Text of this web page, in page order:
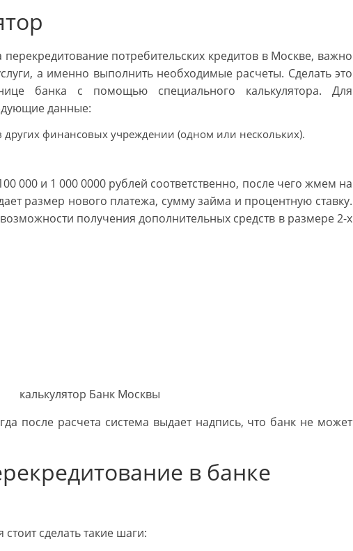
перекредитование потребительских кредитов в Москве, важно
а именно выполнить необходимые расчеты. Сделать это
банка с помощью специального калькулятора. Для
данные:
других финансовых учреждении (одном или нескольких).
000 и 1 000 0000 рублей соответственно, после чего жмем на
размер нового платежа, сумму займа и процентную ставку.
получения дополнительных средств в размере 2-х
после расчета система выдает надпись, что банк не может
в банке
сделать такие шаги: